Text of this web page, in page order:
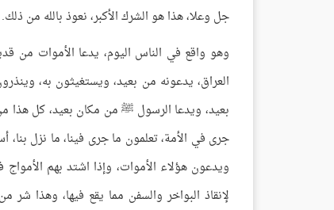
جل وعلا، هذا هو الشرك الأكبر، نعوذ بالله من ذلك.
وهو واقع في الناس اليوم، يدعا الأموات من
العراق، يدعونه من بعيد، ويستغيثون به،
بعيد، ويدعا الرسول ﷺ من مكان بعيد، كل هذا من
جرى في الأمة، تعلمون ما جرى فينا، ما نزل بنا،
ويدعون هؤلاء الأموات، وإذا اشتد بهم
لإنقاذ البواخر والسفن مما يقع فيها، وهذا